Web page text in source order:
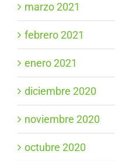
marzo 2021
febrero 2021
enero 2021
diciembre 2020
noviembre 2020
octubre 2020